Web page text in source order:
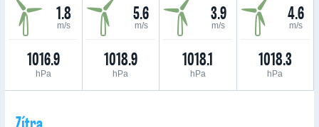
1.8
m/s
1016.9
hPa
5.6
m/s
1018.9
hPa
3.9
m/s
1018.1
hPa
4.6
m/s
1018.3
hPa
Zítra